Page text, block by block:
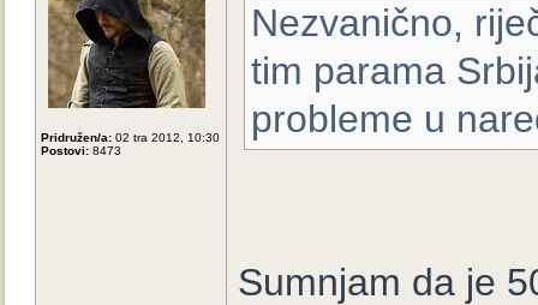
Pridružen/a: 02 tra 2012, 10:30
Postovi: 8473
Nezvanično,
tim parama
probleme u
Sumnjam da je